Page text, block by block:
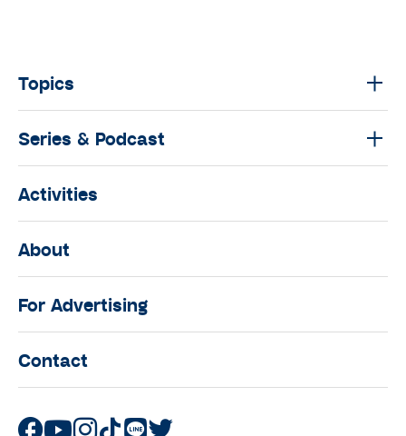
Topics
Series & Podcast
Activities
About
For Advertising
Contact